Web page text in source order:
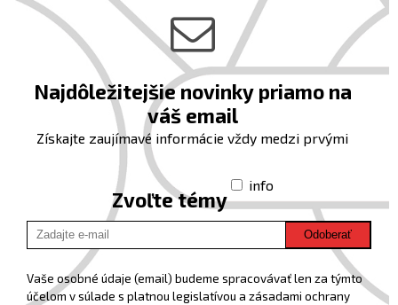
Najdôležitejšie novinky priamo na
váš email
Získajte zaujímavé informácie vždy medzi prvými
Zvoľte témy
info
Odoberať
Vaše osobné údaje (email) budeme spracovávať len za týmto
účelom v súlade s platnou legislatívou a zásadami ochrany